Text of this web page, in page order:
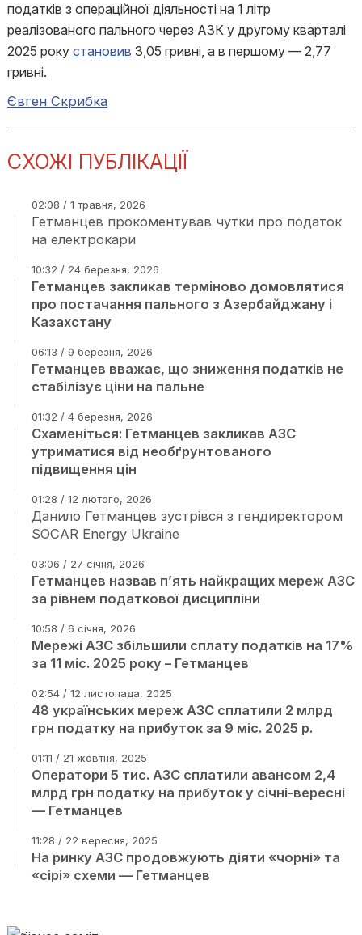
податків з операційної діяльності на 1 літр
реалізованого пального через АЗК у другому кварталі
2025 року становив 3,05 гривні, а в першому — 2,77
гривні.
Євген Скрибка
СХОЖІ ПУБЛІКАЦІЇ
02:08 / 1 травня, 2026
Гетманцев прокоментував чутки про податок
на електрокари
10:32 / 24 березня, 2026
Гетманцев закликав терміново домовлятися
про постачання пального з Азербайджану і
Казахстану
06:13 / 9 березня, 2026
Гетманцев вважає, що зниження податків не
стабілізує ціни на пальне
01:32 / 4 березня, 2026
Схаменіться: Гетманцев закликав АЗС
утриматися від необґрунтованого
підвищення цін
01:28 / 12 лютого, 2026
Данило Гетманцев зустрівся з гендиректором
SOCAR Energy Ukraine
03:06 / 27 січня, 2026
Гетманцев назвав п’ять найкращих мереж АЗС
за рівнем податкової дисципліни
10:58 / 6 січня, 2026
Мережі АЗС збільшили сплату податків на 17%
за 11 міс. 2025 року – Гетманцев
02:54 / 12 листопада, 2025
48 українських мереж АЗС сплатили 2 млрд
грн податку на прибуток за 9 міс. 2025 р.
01:11 / 21 жовтня, 2025
Оператори 5 тис. АЗС сплатили авансом 2,4
млрд грн податку на прибуток у січні-вересні
— Гетманцев
11:28 / 22 вересня, 2025
На ринку АЗС продовжують діяти «чорні» та
«сірі» схеми — Гетманцев